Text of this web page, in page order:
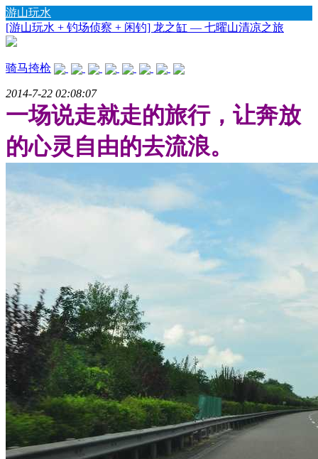
游山玩水
[游山玩水 + 钓场侦察 + 闲钓] 龙之缸 — 七曜山清凉之旅
骑马挎枪
2014-7-22 02:08:07
一场说走就走的旅行，让奔放
的心灵自由的去流浪。